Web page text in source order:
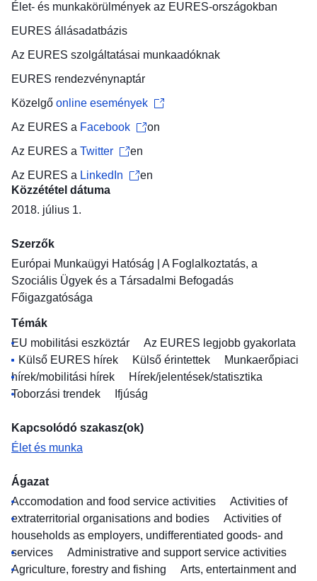
Élet- és munkakörülmények az EURES-országokban
EURES állásadatbázis
Az EURES szolgáltatásai munkaadóknak
EURES rendezvénynaptár
Közelgő online események
Az EURES a Facebook
on
Az EURES a Twitter
en
Az EURES a LinkedIn
en
Közzététel dátuma
2018. július 1.
Szerzők
Európai Munkaügyi Hatóság
A Foglalkoztatás, a
Szociális Ügyek és a Társadalmi Befogadás
Főigazgatósága
Témák
EU mobilitási eszköztár
Az EURES legjobb gyakorlata
Külső EURES hírek
Külső érintettek
Munkaerőpiaci
hírek/mobilitási hírek
Hírek/jelentések/statisztika
Toborzási trendek
Ifjúság
Kapcsolódó szakasz(ok)
Élet és munka
Ágazat
Accomodation and food service activities
Activities of
extraterritorial organisations and bodies
Activities of
households as employers, undifferentiated goods- and
services
Administrative and support service activities
Agriculture, forestry and fishing
Arts, entertainment and